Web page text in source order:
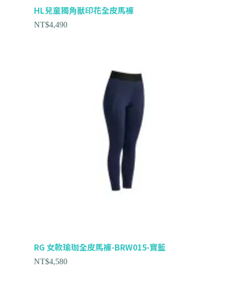
HL兒童獨角獸印花全皮馬褲
NT$4,490
RG 女款瑜珈全皮馬褲-BRW015-寶藍
NT$4,580